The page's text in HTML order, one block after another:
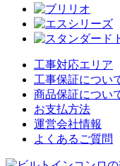
工事対応エリア
工事保証につい
商品保証につい
お支払方法
運営会社情報
よくあるご質問